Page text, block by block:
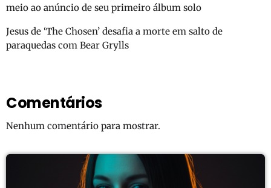
meio ao anúncio de seu primeiro álbum solo
Jesus de ‘The Chosen’ desafia a morte em salto de
paraquedas com Bear Grylls
Comentários
Nenhum comentário para mostrar.